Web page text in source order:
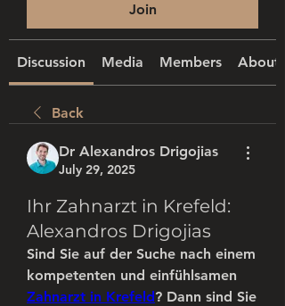
Join
Discussion Media Members About
Back
Dr Alexandros Drigojias
July 29, 2025
Ihr Zahnarzt in Krefeld:
Alexandros Drigojias
Sind Sie auf der Suche nach einem
Zahnarzt in Krefeld? Dann sind Sie